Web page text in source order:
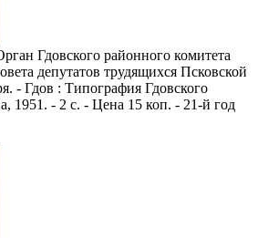
Гдовского районного комитета
депутатов трудящихся Псковской
- Гдов : Типография Гдовского
1951. - 2 с. - Цена 15 коп. - 21-й год